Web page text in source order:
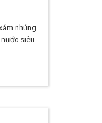
nhúng
siêu